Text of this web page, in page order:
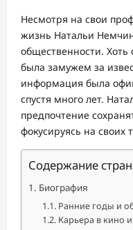
Несмотря на свои
жизнь Натальи
общественности. Хоть
была замужем за
информация была
спустя много лет.
предпочтение
фокусируясь на своих
Содержание
Биография
Ранние годы и
Карьера в кино и